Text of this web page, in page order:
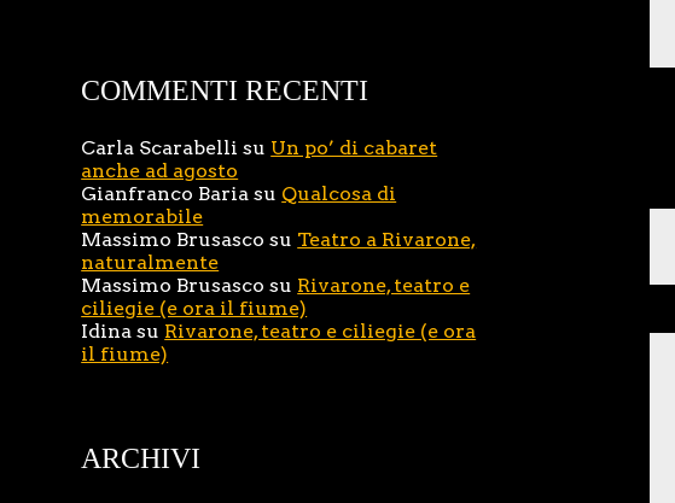
COMMENTI RECENTI
Carla Scarabelli su Un po’ di cabaret
anche ad agosto
Gianfranco Baria su Qualcosa di
memorabile
Massimo Brusasco su Teatro a Rivarone,
naturalmente
Massimo Brusasco su Rivarone, teatro e
ciliegie (e ora il fiume)
Idina su Rivarone, teatro e ciliegie (e ora
il fiume)
ARCHIVI